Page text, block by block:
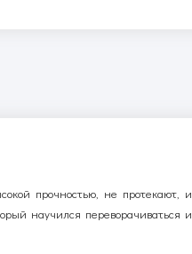
прочностью, не протекают, и
научился переворачиваться и